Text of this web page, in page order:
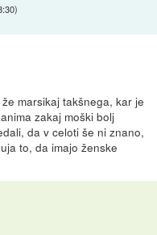
)
marsikaj takšnega, kar je
zakaj moški bolj
da v celoti še ni znano,
to, da imajo ženske